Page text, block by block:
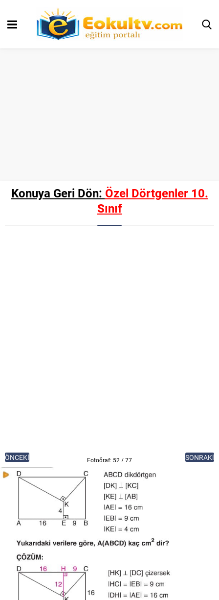
Konuya Geri Dön: Özel Dörtgenler 10.
Sınıf
ÖNCEKİ Fotoğraf: 52 / 77 SONRAKİ